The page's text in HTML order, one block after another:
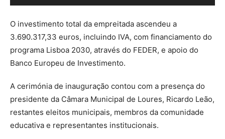
O investimento total da empreitada ascendeu a
3.690.317,33 euros, incluindo IVA, com financiamento do
programa Lisboa 2030, através do FEDER, e apoio do
Banco Europeu de Investimento.
A cerimónia de inauguração contou com a presença do
presidente da Câmara Municipal de Loures, Ricardo Leão,
restantes eleitos municipais, membros da comunidade
educativa e representantes institucionais.